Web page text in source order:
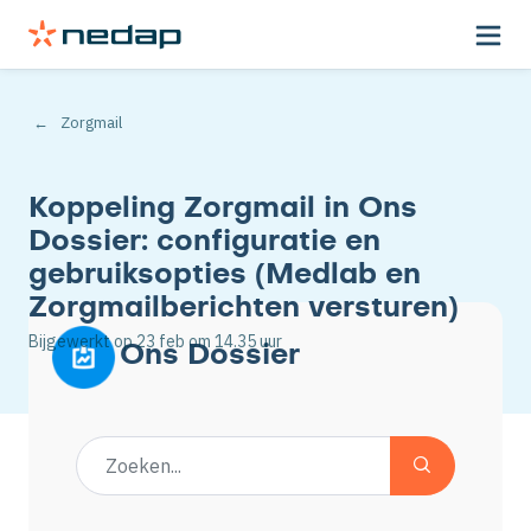
Zorgmail
Koppeling Zorgmail in Ons
Dossier: configuratie en
gebruiksopties (Medlab en
Zorgmailberichten versturen)
Bijgewerkt op23 feb om 14.35 uur
Ons Dossier